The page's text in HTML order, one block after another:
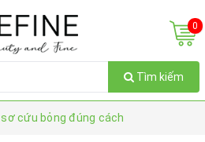
0
Tìm kiếm
sơ cứu bỏng đúng cách